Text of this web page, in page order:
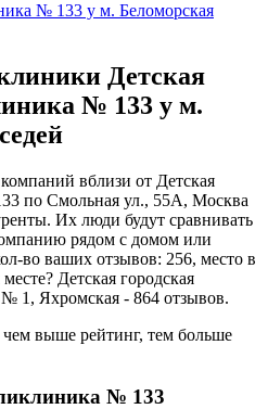
№ 133 у м. Беломорская
Детская
№ 133 у м.
вблизи от Детская
по Смольная ул., 55А, Москва
Их люди будут сравнивать
рядом с домом или
во ваших отзывов: 256, место в
Детская городская
1, Яхромская - 864 отзывов.
выше рейтинг, тем больше
№ 133